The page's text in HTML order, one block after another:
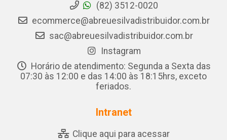
(82) 3512-0020
ecommerce@abreuesilvadistribuidor.com.br
sac@abreuesilvadistribuidor.com.br
Instagram
Horário de atendimento: Segunda a Sexta das
07:30 às 12:00 e das 14:00 às 18:15hrs, exceto
feriados.
Intranet
Clique aqui para acessar